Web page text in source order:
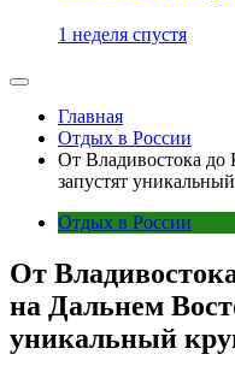
1 неделя спустя
Главная
Отдых в России
От Владивостока до
запустят
Отдых в России
От
на Дальнем
уникальный